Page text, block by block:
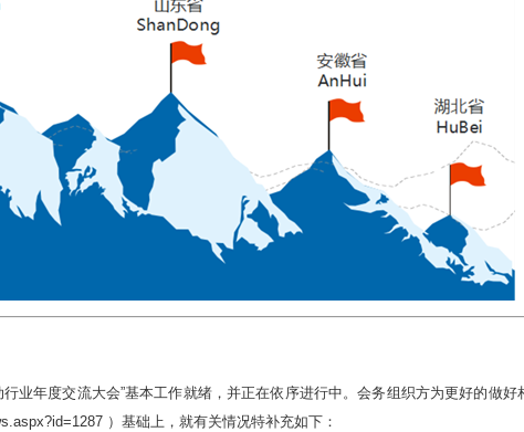
业年度交流大会”基本工作就绪，并正在依序进行中。会务组织方为更好的做好
）基础上，就有关情况特补充如下：